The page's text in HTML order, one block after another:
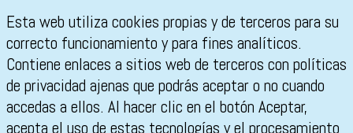
Esta web utiliza cookies propias y de terceros para su
correcto funcionamiento y para fines analíticos.
Contiene enlaces a sitios web de terceros con políticas
de privacidad ajenas que podrás aceptar o no cuando
accedas a ellos. Al hacer clic en el botón Aceptar,
acepta el uso de estas tecnologías y el procesamiento